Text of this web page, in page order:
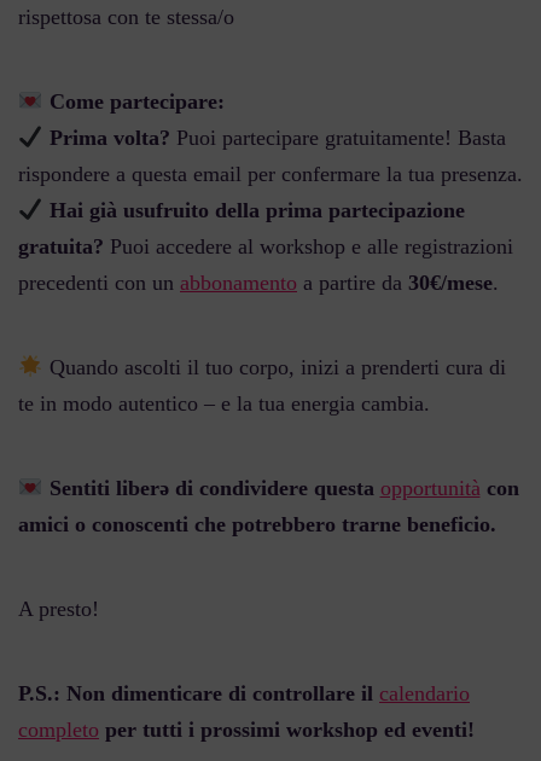
rispettosa con te stessa/o
Come partecipare:
Prima volta? Puoi partecipare gratuitamente! Basta
rispondere a questa email per confermare la tua presenza.
Hai già usufruito della prima partecipazione
gratuita? Puoi accedere al workshop e alle registrazioni
precedenti con un abbonamento a partire da 30€/mese.
Quando ascolti il tuo corpo, inizi a prenderti cura di
te in modo autentico – e la tua energia cambia.
Sentiti liberǝ di condividere questa opportunità con
amici o conoscenti che potrebbero trarne beneficio.
A presto!
P.S.: Non dimenticare di controllare il calendario
completo per tutti i prossimi workshop ed eventi!